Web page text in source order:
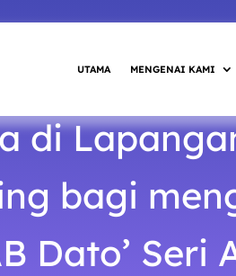
UTAMA MENGENAI KAMI
di
bagi
Dato’